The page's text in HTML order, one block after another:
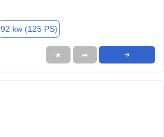
92 kw (125 PS)
★ ➦ ➜